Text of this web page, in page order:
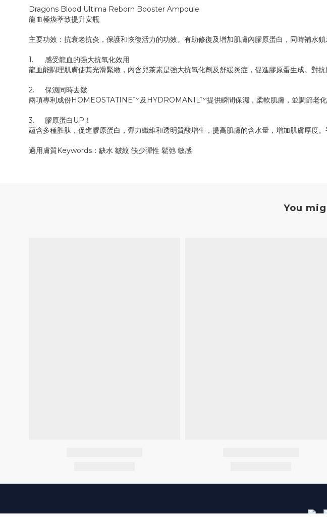
Dragons Blood Ultima Reborn Booster Ampoule
龍血極煥萃致提升安瓶
主要功效：抗衰老抗炎，保護和恢復活力的功效。有助修復及增加肌膚內膠原蛋白，同時補水
1.
感受龍血的强大抗氧化效用
龍血能調理肌膚使其光滑緊緻，內含兒茶素是強大抗氧化劑及舒緩炎症，促進膠原蛋生成。對抗
2.
保濕同時去皺
兩項專利成份HOMEOSTATINE™及HYDROMANIL™提供瞬間保濕，柔軟肌膚，並調節老化
3.
膠原蛋白UP！
蘊含多種胜肽，促進膠原蛋白，彈力纖維和透明質酸增生，提高肌膚的含水量，增加肌膚厚度。
適用膚質Keywords：缺水 皺紋 缺少彈性 鬆弛 敏感
You